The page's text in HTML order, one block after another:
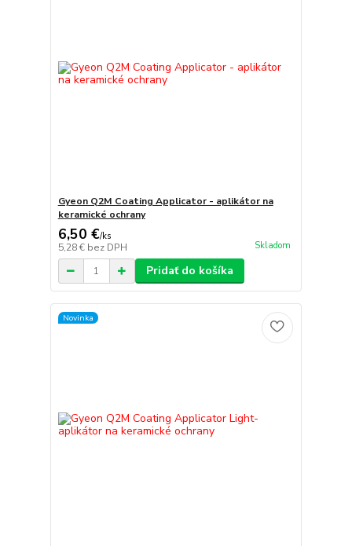
Gyeon Q2M Coating Applicator - aplikátor na
keramické ochrany
6,50 €/ks
5,28 € bez DPH Skladom
Pridať do košíka
Novinka